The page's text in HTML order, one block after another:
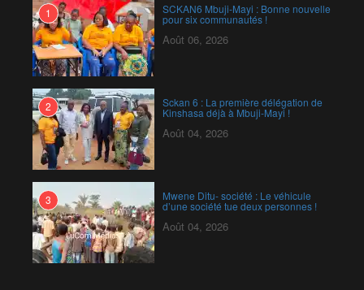
1 SCKAN6 Mbuji-Mayi : Bonne nouvelle
pour six communautés !
Août 06, 2026
2 Sckan 6 : ‎La première délégation de
Kinshasa déjà à Mbuji-Mayi !
Août 04, 2026
3 Mwene Ditu- société : Le véhicule
d’une société tue deux personnes !
Août 04, 2026